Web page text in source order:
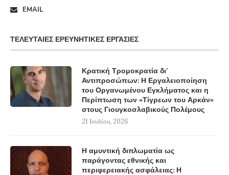
EMAIL
ΤΕΛΕΥΤΑΊΕΣ ΕΡΕΥΝΗΤΙΚΈΣ ΕΡΓΑΣΊΕΣ
Κρατική Τρομοκρατία δι’
Αντιπροσώπων: Η Εργαλειοποίηση
του Οργανωμένου Εγκλήματος και η
Περίπτωση των «Τίγρεων του Αρκάν»
στους Γιουγκοσλαβικούς Πολέμους
21 Ιουλίου, 2026
Η αμυντική διπλωματία ως
παράγοντας εθνικής και
περιφερειακής ασφάλειας: Η